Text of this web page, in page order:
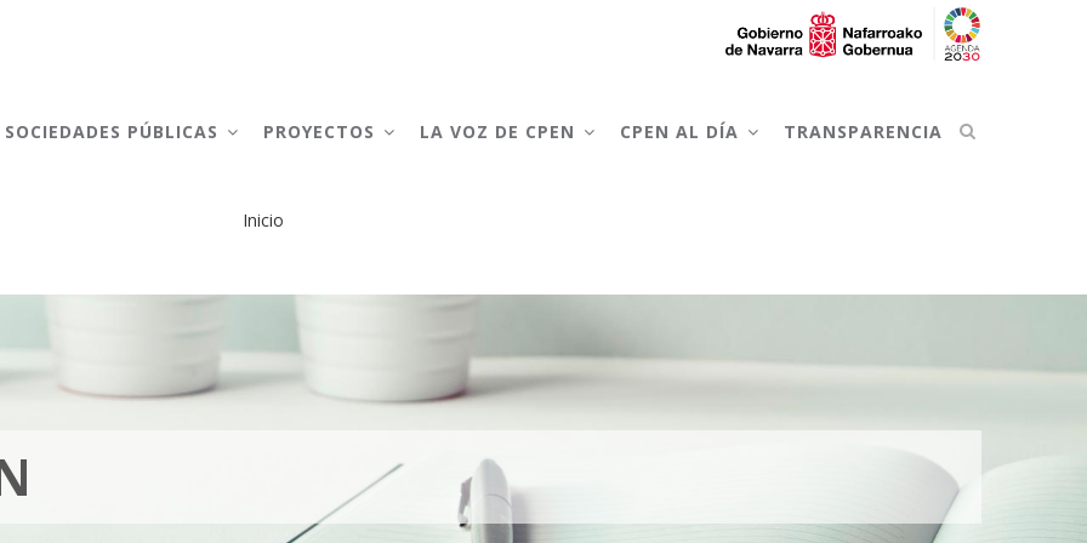
SOCIEDADES PÚBLICAS PROYECTOS LA VOZ DE CPEN CPEN AL DÍA TRANSPARENCIA
enlaces
de
ayuda
Inicio